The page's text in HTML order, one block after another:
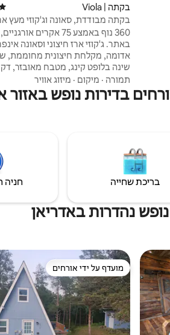
בקתה | Viola
בקתה מבודדת, סאונה וג'קוזי מעץ
חיצונית
360 נוף באמצע 75 אקרים
באתר. ג'קוזי ארז חיצוני וסאונה
אדומה, מקלחת חיצונית מחוממת,
שינה בלופט קינג, מטבח מאובזר,
גריל היבאצ'י מותאם אישית לצפייה
מקורה קדמי לצפייה בשקיעה.
חיצוניות. שדות פרחי בר. אנחנו
מבצעים הזמנה מיידית.
תמורה · מיקום · מיזוג אוויר
בדירות נופש באזור
בריכת שחייה חניה
נהדרות באדריאן
מועדף על ידי אורחים
מועדף על ידי אורחים